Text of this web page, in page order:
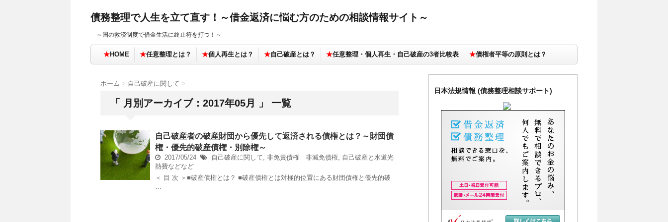
債務整理で人生を立て直す！～借金返済に悩む方のための相談情報サイト～
～国の救済制度で借金生活に終止符を打つ！～
★HOME ★任意整理とは？ ★個人再生とは？ ★自己破産とは？ ★任意整理・個人再生・自己破産の3者比較表 ★債権者平等の原則とは？
ホーム > 自己破産に関して >
「 月別アーカイブ：2017年05月 」 一覧
自己破産者の破産財団から優先して返済される債権とは？～財団債
権・優先的破産債権・別除権～
2017/05/24 自己破産に関して, 非免責債権 非減免債権, 自己破産と水道光
熱費などなど
＜ 目 次 ＞■破産債権とは？ ■破産債権とは対極的位置にある財団債権と優先的破
…
日本法規情報 (債務整理相談サポート)